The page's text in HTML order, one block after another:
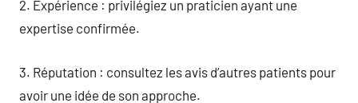
2. Expérience : privilégiez un praticien ayant une
expertise confirmée.
3. Réputation : consultez les avis d’autres patients pour
avoir une idée de son approche.